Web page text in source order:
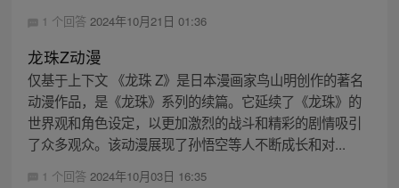
1 个回答 2024年10月21日 01:36
龙珠Z动漫
仅基于上下文 《龙珠 Z》是日本漫画家鸟山明创作的著名
动漫作品，是《龙珠》系列的续篇。它延续了《龙珠》的
世界观和角色设定，以更加激烈的战斗和精彩的剧情吸引
了众多观众。该动漫展现了孙悟空等人不断成长和对...
1 个回答 2024年10月03日 16:35